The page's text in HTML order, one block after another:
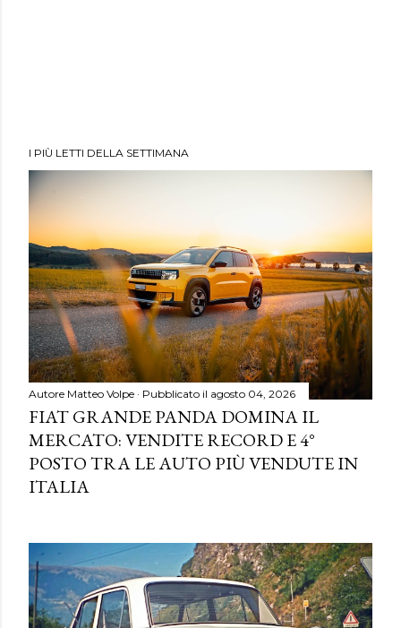
I PIÙ LETTI DELLA SETTIMANA
Autore Matteo Volpe Pubblicato il agosto 04, 2026
FIAT GRANDE PANDA DOMINA IL
MERCATO: VENDITE RECORD E 4°
POSTO TRA LE AUTO PIÙ VENDUTE IN
ITALIA